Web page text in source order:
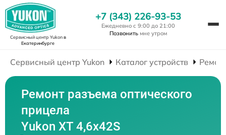
Сервисный центр Yukonв
Екатеринбурге
+7 (343) 226-93-53
Ежедневно с 9:00 до 21:00
Позвонить мне утром
Сервисный центр Yukon Каталог устройств
Ремонт разъема оптического
прицела
Yukon XT 4,6x42S